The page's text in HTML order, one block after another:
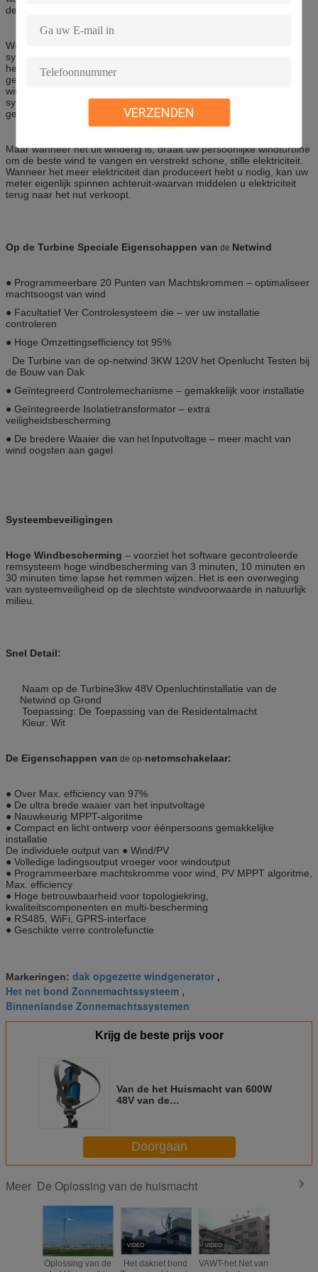
VERZENDEN
dekken.
Woonplaatsen en ondernemingen die windenergie net-band een
systeem hebben in vele landen wordt toegelaten hun energie aan
het nutsnet te verkopen dat. De elektriciteit aan het net wordt
geleverd kan in of het netto meten of voer-in-tarief, de 3KW-
windenergie van net-band volledige het systeemoplossingen
systeemaanbiedingen voor beide compensatiemanieren worden
gecompenseerd die.
Maar wanneer het uit winderig is, draait uw persoonlijke windturbine
om de beste wind te vangen en verstrekt schone, stille elektriciteit.
Wanneer het meer elektriciteit dan produceert hebt u nodig, kan uw
meter eigenlijk spinnen achteruit-waarvan middelen u elektriciteit
terug naar het nut verkoopt.
Op de Turbine Speciale Eigenschappen van de Netwind
● Programmeerbare 20 Punten van Machtskrommen – optimaliseer
machtsoogst van wind
● Facultatief Ver Controlesysteem die – ver uw installatie
controleren
● Hoge Omzettingsefficiency tot 95%
De Turbine van de op-netwind 3KW 120V het Openlucht Testen bij
de Bouw van Dak
● Geïntegreerd Controlemechanisme – gemakkelijk voor installatie
● Geïntegreerde Isolatietransformator – extra
veiligheidsbescherming
● De bredere Waaier die van het Inputvoltage – meer macht van
wind oogsten aan gagel
Systeembeveiligingen
Hoge Windbescherming – voorziet het software gecontroleerde
remsysteem hoge windbescherming van 3 minuten, 10 minuten en
30 minuten time lapse het remmen wijzen. Het is een overweging
van systeemveiligheid op de slechtste windvoorwaarde in natuurlijk
milieu.
Snel Detail:
Naam op de Turbine3kw 48V Openluchtinstallatie van de
Netwind op Grond
Toepassing: De Toepassing van de Residentalmacht
Kleur: Wit
De Eigenschappen van de op-netomschakelaar:
● Over Max. efficiency van 97%
● De ultra brede waaier van het inputvoltage
● Nauwkeurig MPPT-algoritme
● Compact en licht ontwerp voor éénpersoons gemakkelijke
installatie
De individuele output van ● Wind/PV
● Volledige ladingsoutput vroeger voor windoutput
● Programmeerbare machtskromme voor wind, PV MPPT algoritme,
Max. efficiency
● Hoge betrouwbaarheid voor topologiekring,
kwaliteitscomponenten en multi-bescherming
● RS485, WiFi, GPRS-interface
● Geschikte verre controlefunctie
Markeringen: dak opgezette windgenerator ,
Het net bond Zonnemachtssysteem ,
Binnenlandse Zonnemachtssystemen
Krijg de beste prijs voor
Van de het Huismacht van 600W
48V van de
van het de Kleuren88kg Volume
Doorgaan
Meer De Oplossing van de huismacht
Oplossing van de
Het daknet bond
VAWT-het Net van